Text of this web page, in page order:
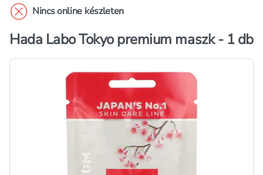
Nincs online készleten
Hada Labo Tokyo premium maszk - 1 db